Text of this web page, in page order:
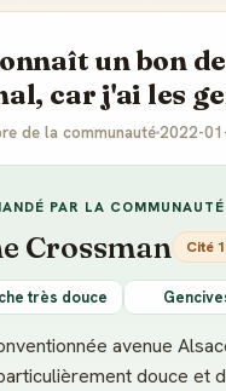
un bon
car j'ai les
de la communauté2022-
PAR LA COMMUNAUTÉ
Crossman Cité
très douce
avenue
douce et